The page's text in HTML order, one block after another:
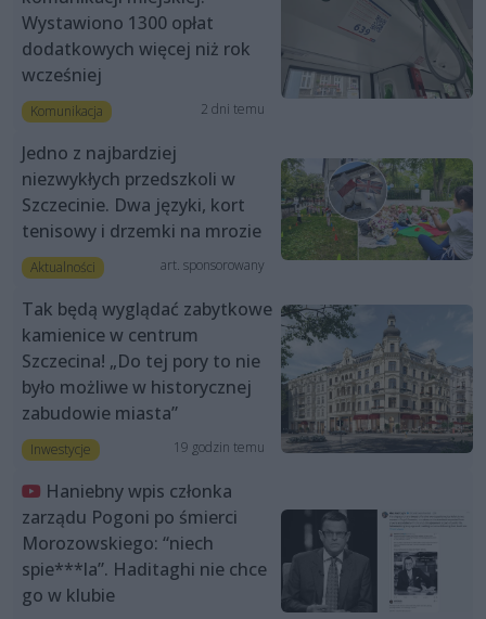
Wystawiono 1300 opłat
dodatkowych więcej niż rok
wcześniej
Komunikacja 2 dni temu
Jedno z najbardziej
niezwykłych przedszkoli w
Szczecinie. Dwa języki, kort
tenisowy i drzemki na mrozie
Aktualności art. sponsorowany
Tak będą wyglądać zabytkowe
kamienice w centrum
Szczecina! „Do tej pory to nie
było możliwe w historycznej
zabudowie miasta”
Inwestycje 19 godzin temu
Haniebny wpis członka
zarządu Pogoni po śmierci
Morozowskiego: “niech
spie***la”. Haditaghi nie chce
go w klubie